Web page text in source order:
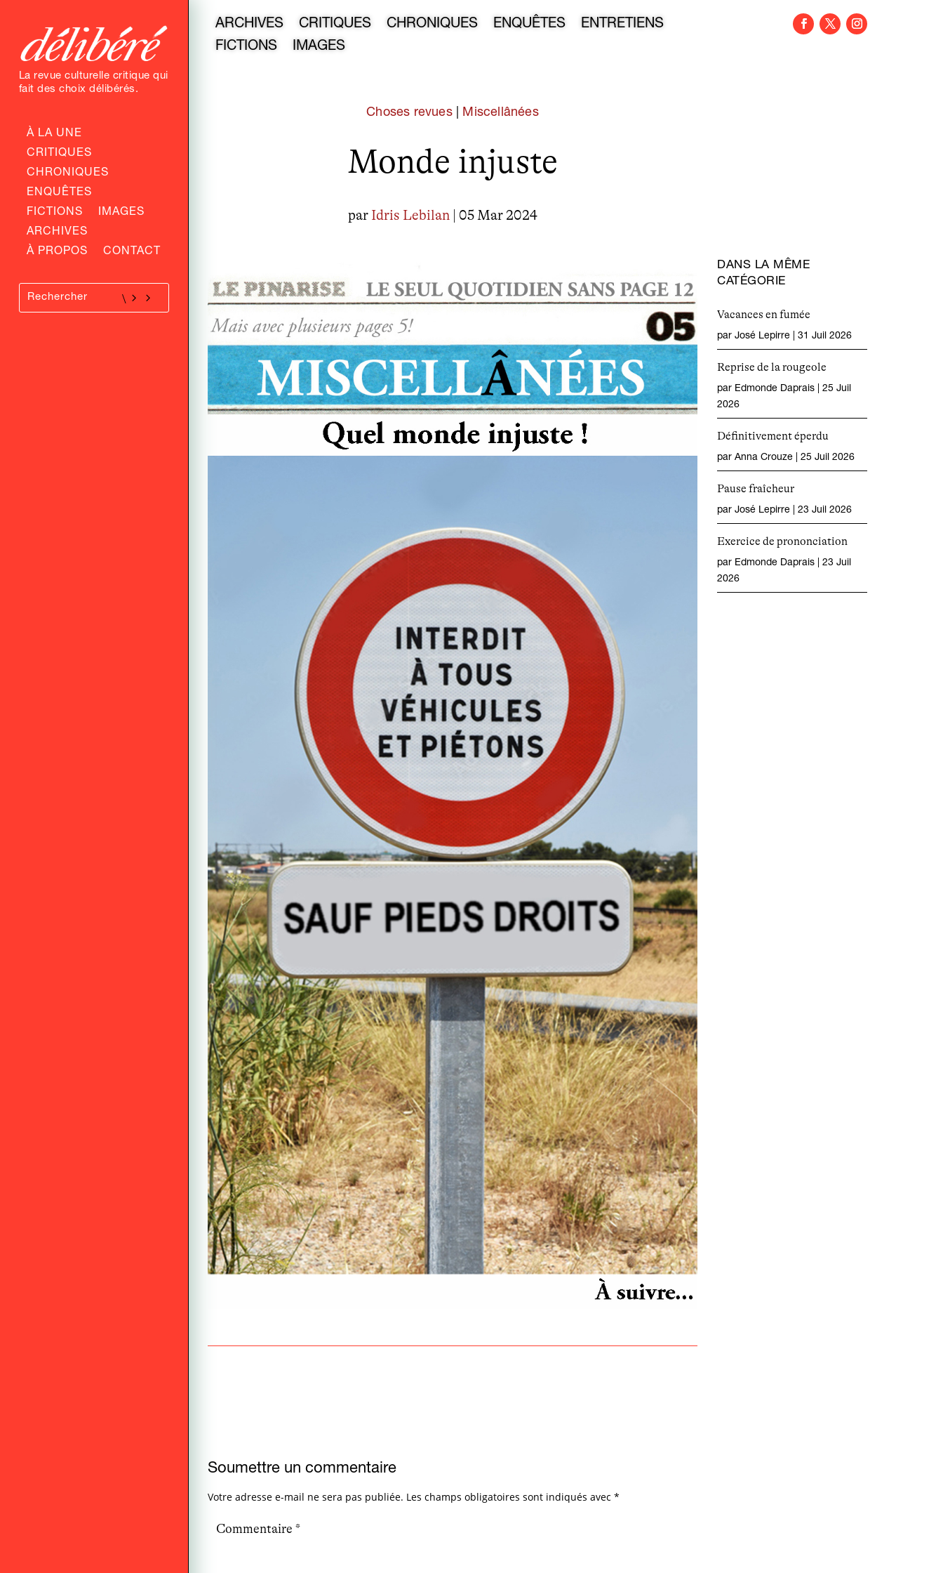
La revue culturelle critique qui
fait des choix délibérés.
À LA UNE
CRITIQUES
CHRONIQUES
ENQUÊTES
FICTIONS
IMAGES
ARCHIVES
À PROPOS
CONTACT
ARCHIVES CRITIQUES CHRONIQUES ENQUÊTES
ENTRETIENS
FICTIONS
IMAGES
Choses revues| Miscellânées
Monde injuste
par Idris Lebilan | 05 Mar 2024
Soumettre un commentaire
Votre adresse e-mail ne sera pas publiée. Les champs obligatoires sont indiqués avec *
DANS LA MÊME
CATÉGORIE
Vacances en fumée
parJosé Lepirre |31 Juil 2026
Reprise de la rougeole
par Edmonde Daprais |25 Juil
2026
Définitivement éperdu
parAnna Crouze |25 Juil 2026
Pause fraîcheur
parJosé Lepirre |23 Juil 2026
Exercice de prononciation
par Edmonde Daprais |23 Juil
2026